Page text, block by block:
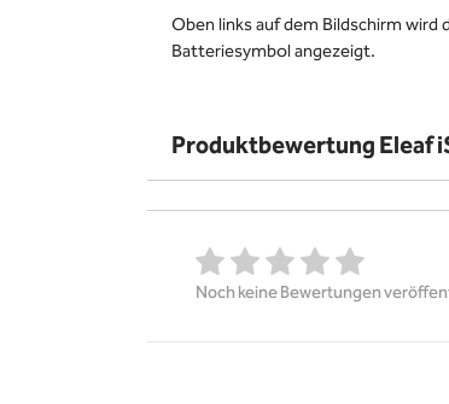
Oben links auf dem Bildschirm
Batteriesymbol angezeigt.
Produktbewertung Eleaf
Noch keine Bewertungen